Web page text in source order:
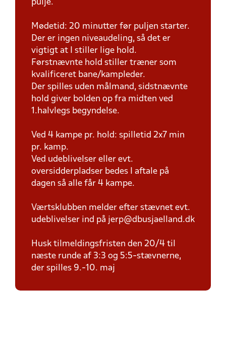
pulje.
Mødetid: 20 minutter før puljen starter.
Der er ingen niveaudeling, så det er
vigtigt at I stiller lige hold.
Førstnævnte hold stiller træner som
kvalificeret bane/kampleder.
Der spilles uden målmand, sidstnævnte
hold giver bolden op fra midten ved
1.halvlegs begyndelse.
Ved 4 kampe pr. hold: spilletid 2x7 min
pr. kamp.
Ved udeblivelser eller evt.
oversidderpladser bedes I aftale på
dagen så alle får 4 kampe.
Værtsklubben melder efter stævnet evt.
udeblivelser ind på jerp@dbusjaelland.dk
Husk tilmeldingsfristen den 20/4 til
næste runde af 3:3 og 5:5-stævnerne,
der spilles 9.-10. maj